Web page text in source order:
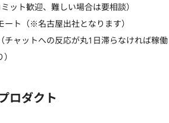
ット歓迎、難しい場合は要相談）
ート（※名古屋出社となります）
チャットへの反応が丸1日滞らなければ稼働
ロダクト